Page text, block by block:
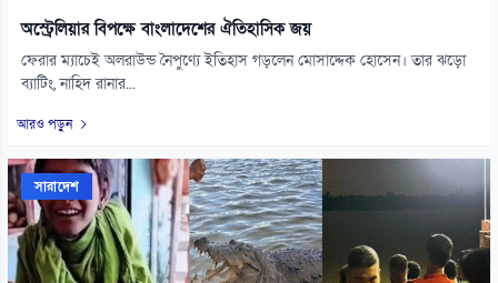
অস্ট্রেলিয়ার বিপক্ষে বাংলাদেশের ঐতিহাসিক জয়
ফেরার ম্যাচেই অলরাউন্ড নৈপুণ্যে ইতিহাস গড়লেন মোসাদ্দেক হোসেন। তার ঝড়ো
ব্যাটিং, নাহিদ রানার...
আরও পড়ুন
সারাদেশ